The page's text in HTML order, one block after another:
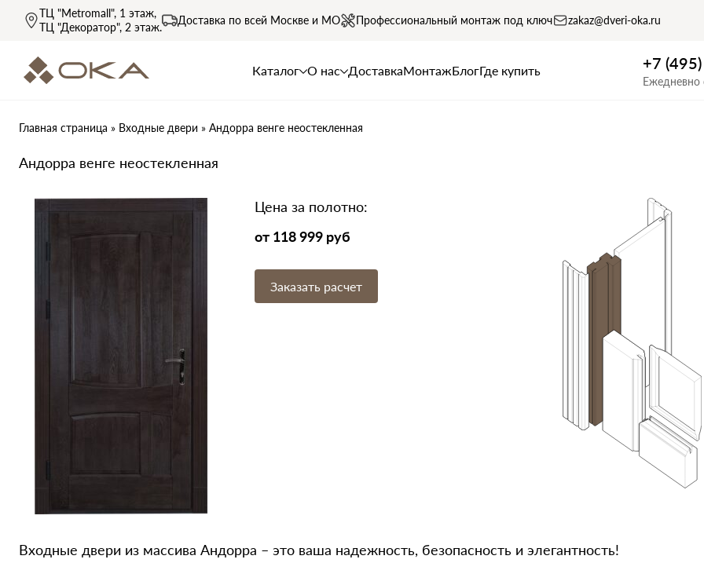
ТЦ "Metromall", 1 этаж,
ТЦ "Декоратор", 2 этаж.
Доставка по всей Москве и МО Профессиональный монтаж под ключ zakaz@dveri-oka.ru
Каталог О нас ДоставкаМонтажБлогГде купить +7
Ежедневно
Главная страница » Входные двери » Андорра венге неостекленная
Андорра венге неостекленная
Цена за полотно:
от 118 999 руб
Заказать расчет
Входные двери из массива Андорра – это ваша надежность, безопасность и элегантность!